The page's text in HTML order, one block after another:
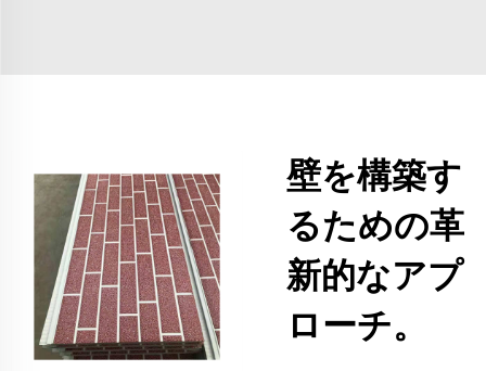
壁を構築す
るための革
新的なアプ
ローチ。